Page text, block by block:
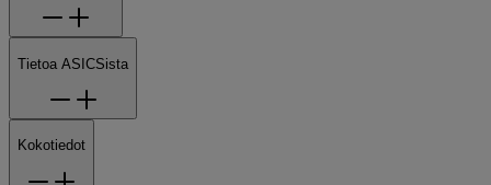
Tietoa ASICSista
Kokotiedot